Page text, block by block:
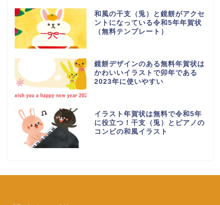
和風の干支（兎）と鏡餅がアクセ
ントになっている令和5年年賀状
（無料テンプレート）
鏡餅デザインのある無料年賀状は
かわいいイラストで卯年である
2023年に使いやすい
イラスト年賀状は無料で令和5年
に役立つ！干支（兎）とピアノの
コンビの和風イラスト